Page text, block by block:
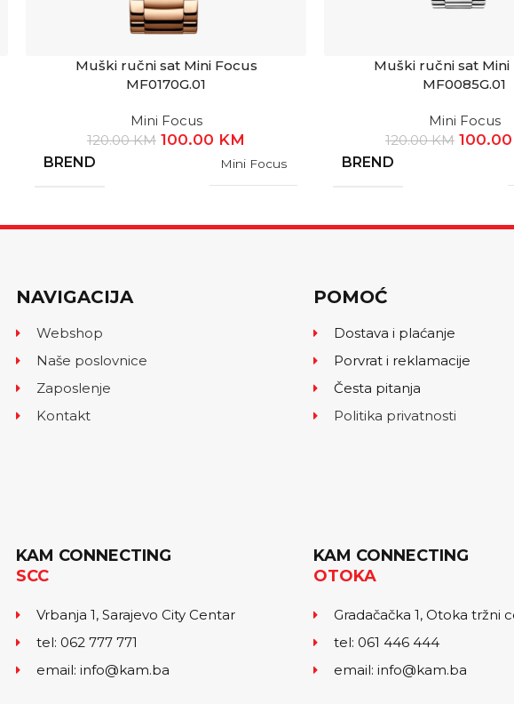
Muški ručni sat Mini Focus
MF0170G.01
Mini Focus
120.00KM 100.00 KM
BREND Mini Focus
Muški ručni sat Mini
MF0085G.01
Mini Focus
120.00KM
BREND
NAVIGACIJA
Webshop
Naše poslovnice
Zaposlenje
Kontakt
POMOĆ
Dostava i plaćanje
Porvrat i reklamacije
Česta pitanja
Politika privatnosti
KAM CONNECTING
SCC
Vrbanja 1, Sarajevo City Centar
tel: 062 777 771
email: info@kam.ba
KAM CONNECTING
OTOKA
Gradačačka 1, Otoka tržni
tel: 061 446 444
email: info@kam.ba